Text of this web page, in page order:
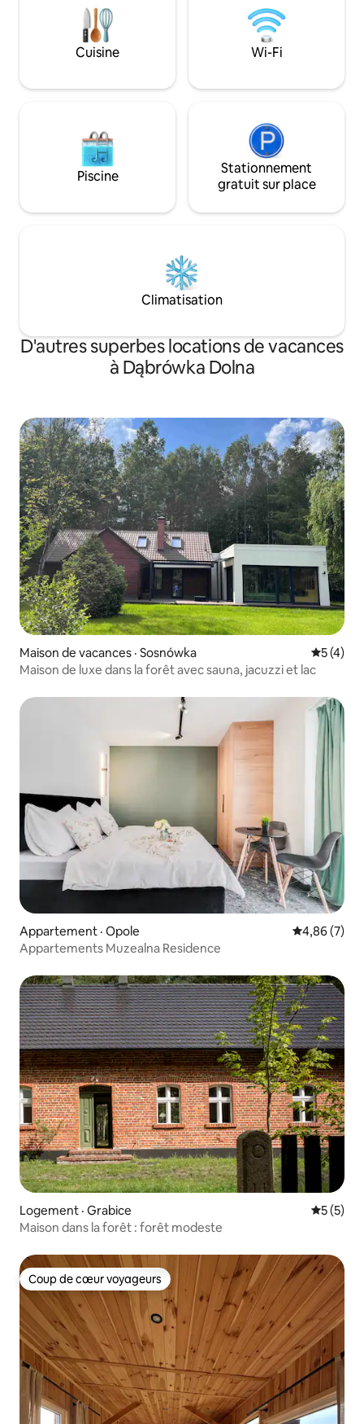
observer la nature. À côté de la maison,
un vieux verger (hamacs) ensoleillés et
ombragés pour ceux qui recherchent la
paix. Grande cuisine. Une salle de bain,
d'Oppeln 20 km
sur l'Oder /19 km
Sankt Annaberg
Cuisine Wi-Fi
Piscine
Stationnement
gratuit sur place
Climatisation
D'autres superbes locations de vacances
à Dąbrówka Dolna
Maison de vacances · Sosnówka Note
5 (4)
Maison de luxe dans la forêt avec sauna, jacuzzi et lac
Appartement · Opole Note
4,86 (7)
Appartements Muzealna Residence
Logement · Grabice Note
5 (5)
Maison dans la forêt : forêt modeste
Coup de cœur voyageurs
Coup de cœur voyageurs